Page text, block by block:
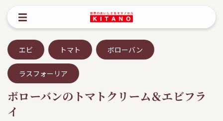
エビ トマト ボローバン
ラスフォーリア
ボローバンのトマトクリーム＆エビフラ
イ